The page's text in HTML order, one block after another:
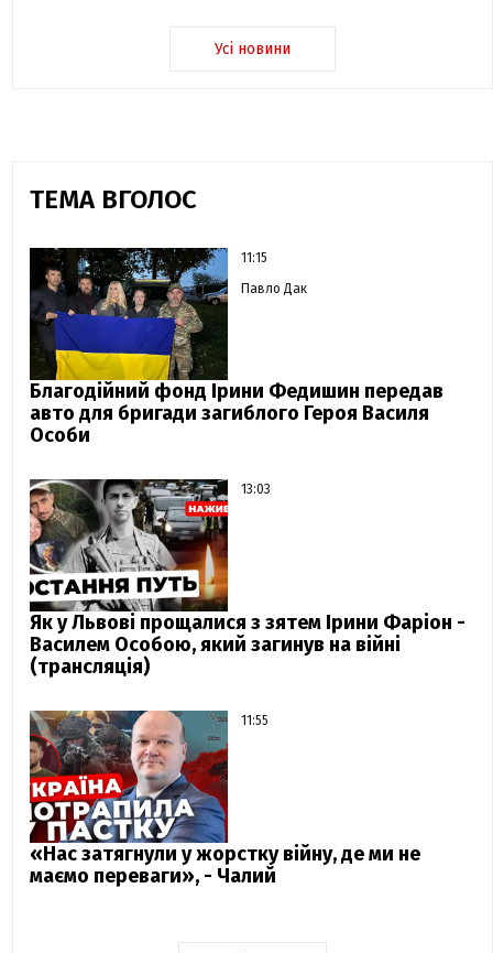
Усі новини
ТЕМА ВГОЛОС
11:15
Павло Дак
Благодійний фонд Ірини Федишин передав
авто для бригади загиблого Героя Василя
Особи
13:03
Як у Львові прощалися з зятем Ірини Фаріон -
Василем Особою, який загинув на війні
(трансляція)
11:55
«Нас затягнули у жорстку війну, де ми не
маємо переваги», - Чалий